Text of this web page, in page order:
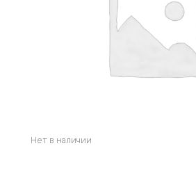
Нет в наличии